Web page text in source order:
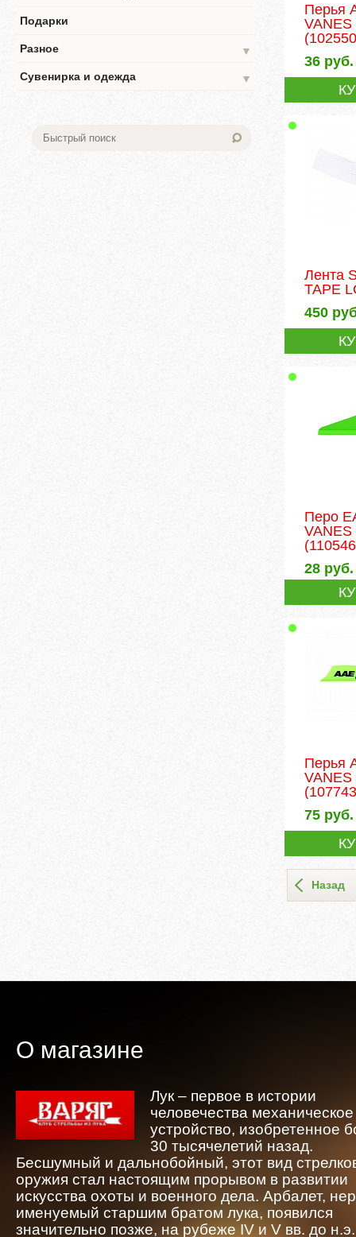
Подарки
Разное
▼
Сувенирка и одежда
▼
Перья
36 руб.
Лента
TAPE
450
Перо
28 руб.
Перья
VANES
75 руб.
Назад
О магазине
Лук – первое в истории
человечества механическое
устройство, изобретенное
30 тысячелетий назад.
Бесшумный и дальнобойный, этот вид
оружия стал настоящим прорывом в развитии
искусства охоты и военного дела. Арбалет,
именуемый старшим братом лука, появился
значительно позже, на рубеже IV и V вв. до